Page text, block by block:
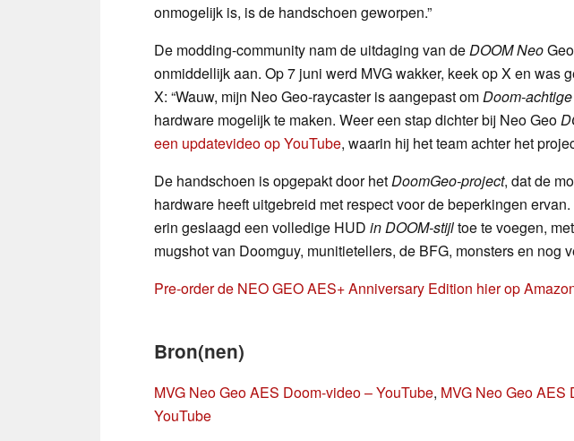
onmogelijk is, is de handschoen geworpen.”
De modding-community nam de uitdaging van deDOOM Neo
onmiddellijk aan. Op 7 juni werd MVG wakker, keek op X en was
X: “Wauw, mijn Neo Geo-raycaster is aangepast omDoom-achtige
hardware mogelijk te maken. Weer een stap dichter bij Neo Geo
een updatevideo op YouTube, waarin hij het team achter het
De handschoen is opgepakt door hetDoomGeo-project, dat de
hardware heeft uitgebreid met respect voor de beperkingen
erin geslaagd een volledige HUD in DOOM-stijltoe te voegen,
mugshot van Doomguy, munitietellers, de BFG, monsters en nog
Pre-order de NEO GEO AES+ Anniversary Edition hier op
Bron(nen)
MVG Neo Geo AES Doom-video – YouTube, MVG Neo Geo AES
YouTube